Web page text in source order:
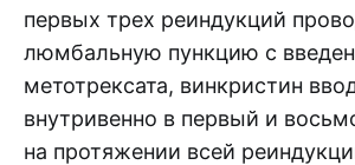
первых трех реиндукций
люмбальную пункцию с
метотрексата, винкристин
внутривенно в первый и
на протяжении всей